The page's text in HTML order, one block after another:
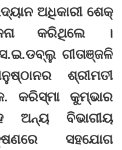
ଅଧିକାରୀ ଶେକ୍‌
କରିଥିଲେ ।
ଗୀତାଞ୍ଜଳି
ଶ୍ରୀମତୀ
କରିସ୍ମା କୁମ୍ଭାର
ଅନ୍ୟ ବିଭାଗୀୟ
ସହଯୋଗ